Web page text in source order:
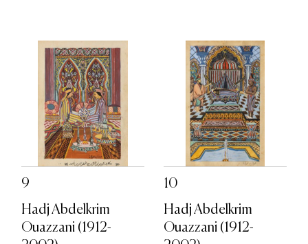
9
Hadj Abdelkrim
Ouazzani (1912-
10
Hadj Abdelkrim
Ouazzani (1912-